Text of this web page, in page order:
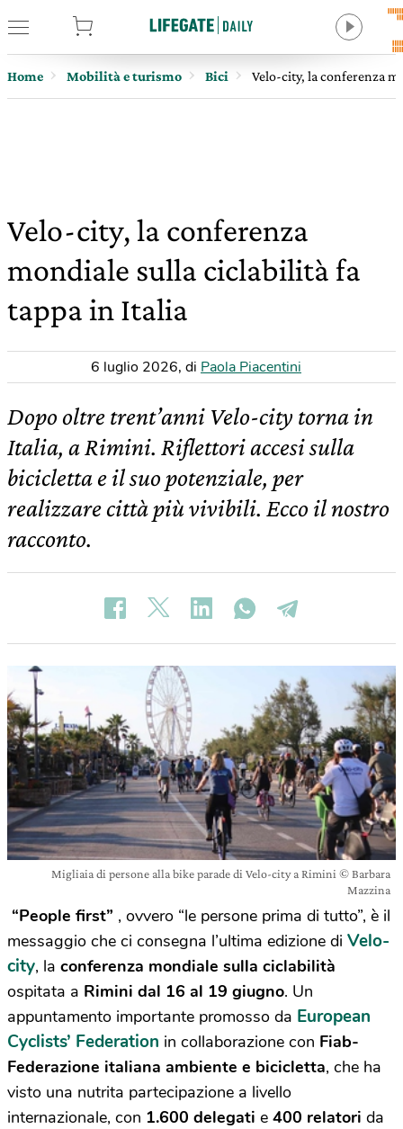
Home Mobilità e turismo Bici Velo-city, la conferenza
Velo-city, la conferenza
mondiale sulla ciclabilità fa
tappa in Italia
6 luglio 2026, di Paola Piacentini
Dopo oltre trent’anni Velo-city torna in
Italia, a Rimini. Riflettori accesi sulla
bicicletta e il suo potenziale, per
realizzare città più vivibili. Ecco il nostro
racconto.
Migliaia di persone alla bike parade di Velo-city a Rimini © Barbara
Mazzina
“People first” , ovvero “le persone prima di tutto”, è il
messaggio che ci consegna l’ultima edizione di Velo-
city, la conferenza mondiale sulla ciclabilità
ospitata a Rimini dal 16 al 19 giugno. Un
appuntamento importante promosso da European
Cyclists’ Federation in collaborazione con Fiab-
Federazione italiana ambiente e bicicletta, che ha
visto una nutrita partecipazione a livello
internazionale, con 1.600 delegati e 400 relatori da